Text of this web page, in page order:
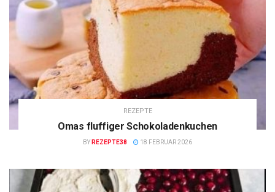
REZEPTE
Omas fluffiger Schokoladenkuchen
BY REZEPTE38 18 FEBRUAR 2026